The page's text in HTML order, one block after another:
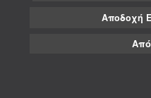
Αποδοχή